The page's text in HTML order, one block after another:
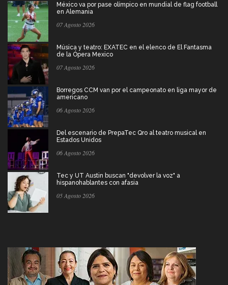
México va por pase olímpico en mundial de flag football
en Alemania
07 Agosto 2026
Música y teatro: EXATEC en el elenco de El Fantasma
de la Ópera Mexico
07 Agosto 2026
Borregos CCM van por el campeonato en liga mayor de
americano
06 Agosto 2026
Del escenario de PrepaTec Qro al teatro musical en
Estados Unidos
06 Agosto 2026
Tec y UT Austin buscan "devolver la voz" a
hispanohablantes con afasia
05 Agosto 2026